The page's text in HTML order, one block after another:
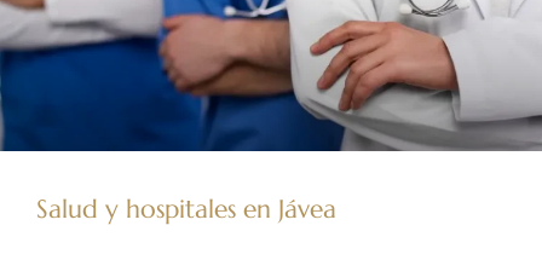
Salud y hospitales en Jávea